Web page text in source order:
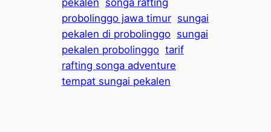
probolinggo jawa timur sungai
pekalen di probolinggo sungai
pekalen probolinggo tarif
rafting songa adventure
tempat sungai pekalen